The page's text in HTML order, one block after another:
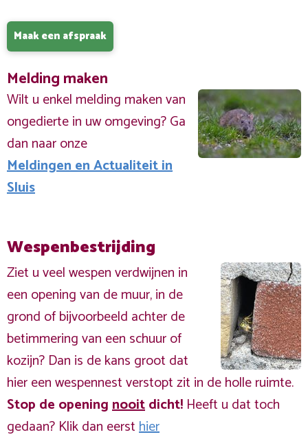
Maak een afspraak
Melding maken
Wilt u enkel melding maken van
ongedierte in uw omgeving? Ga
dan naar onze
Meldingen en Actualiteit in
Sluis
Wespenbestrijding
Ziet u veel wespen verdwijnen in
een opening van de muur, in de
grond of bijvoorbeeld achter de
betimmering van een schuur of
kozijn? Dan is de kans groot dat
hier een wespennest verstopt zit in de holle ruimte.
Stop de openingnooitdicht! Heeft u dat toch
gedaan? Klik dan eersthier